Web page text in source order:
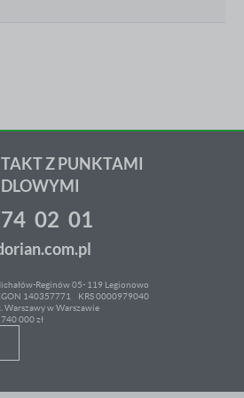
Z PUNKTAMI
02 01
Reginów 05- 119 Legionowo
140357771 KRS 0000979040
Warszawy w Warszawie
000 zł